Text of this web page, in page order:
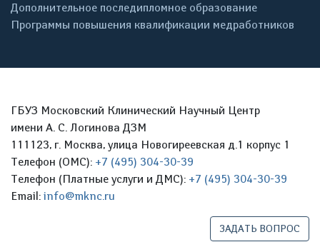
Дополнительное последипломное образование
Программы повышения квалификации медработников
ГБУЗ Московский Клинический Научный Центр
имени А. С. Логинова ДЗМ
111123, г. Москва, улица Новогиреевская д.1 корпус 1
Телефон (ОМС): +7 (495) 304-30-39
Телефон (Платные услуги и ДМС): +7 (495) 304-30-39
Email: info@mknc.ru
ЗАДАТЬ ВОПРОС